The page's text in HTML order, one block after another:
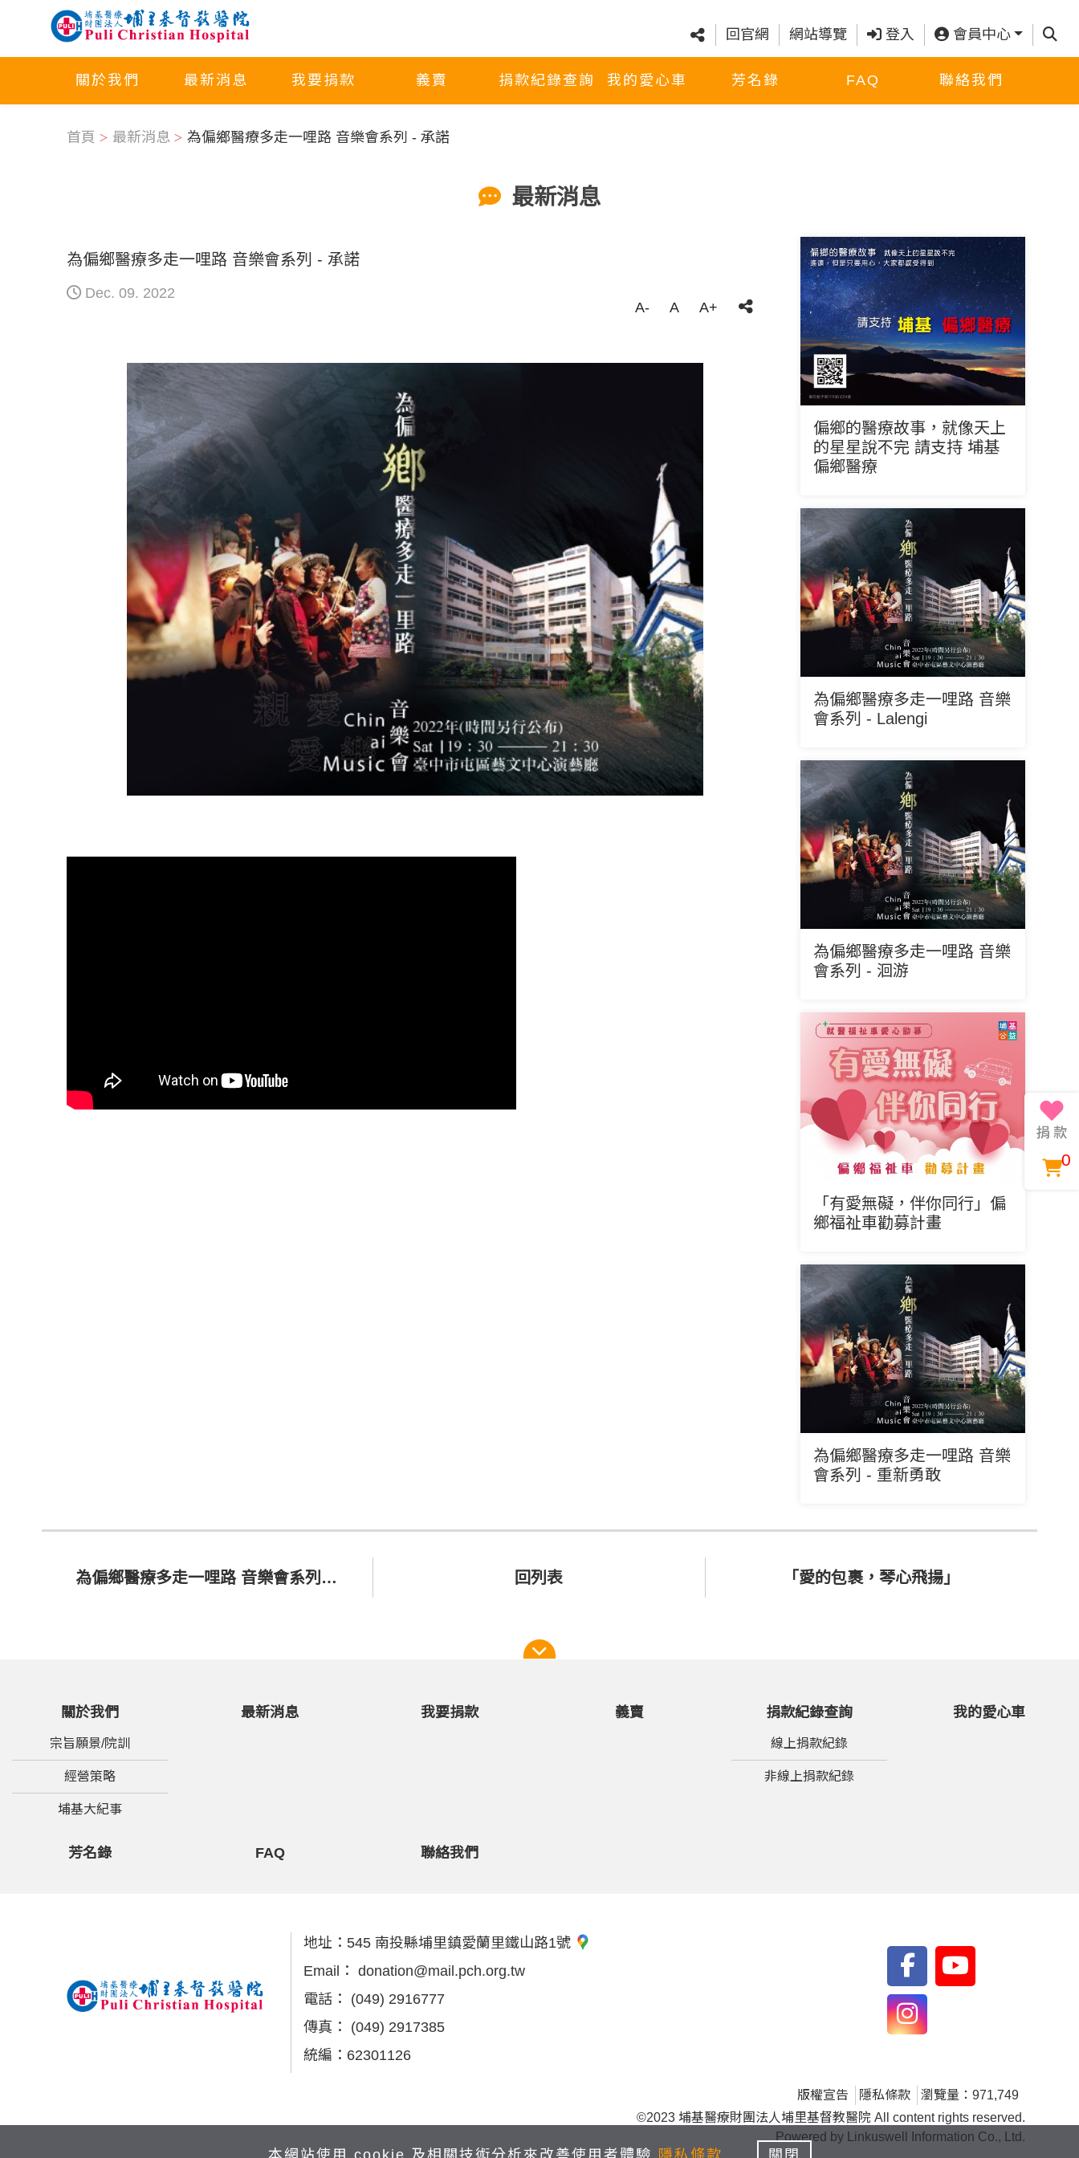
回官網 網站導覽 登入 會員中心 查詢
關於我們 最新消息 我要捐款 義賣 捐款紀錄查詢 我的愛心車 芳名錄 FAQ 聯絡我們
首頁 最新消息 為偏鄉醫療多走一哩路 音樂會系列 - 承諾
最新消息
為偏鄉醫療多走一哩路 音樂會系列 - 承諾
Dec. 09. 2022
A-
A A+
偏鄉的醫療故事，就像天上
的星星說不完 請支持 埔基
偏鄉醫療
為偏鄉醫療多走一哩路 音樂
會系列 - Lalengi
為偏鄉醫療多走一哩路 音樂
會系列 - 洄游
「有愛無礙，伴你同行」偏
鄉福祉車勸募計畫
為偏鄉醫療多走一哩路 音樂
會系列 - 重新勇敢
為偏鄉醫療多走一哩路 音樂會系列 - 看見自己 回列表 「愛的包裹，琴心飛揚」
關於我們
宗旨願景/院訓
經營策略
埔基大紀事
最新消息 我要捐款 義賣 捐款紀錄查詢
線上捐款紀錄
非線上捐款紀錄
我的愛心車
芳名錄 FAQ 聯絡我們
地址： 545 南投縣埔里鎮愛蘭里鐵山路1號
Email： donation@mail.pch.org.tw
電話：
(049) 2916777
傳真：
(049) 2917385
統編：62301126
版權宣告 隱私條款
瀏覽量：971,749
©2023 埔基醫療財團法人埔里基督教醫院 All content rights reserved.
Powered by
Linkuswell Information Co., Ltd.
0
本網站使用 cookie 及相關技術分析來改善使用者體驗 隱私條款 關閉